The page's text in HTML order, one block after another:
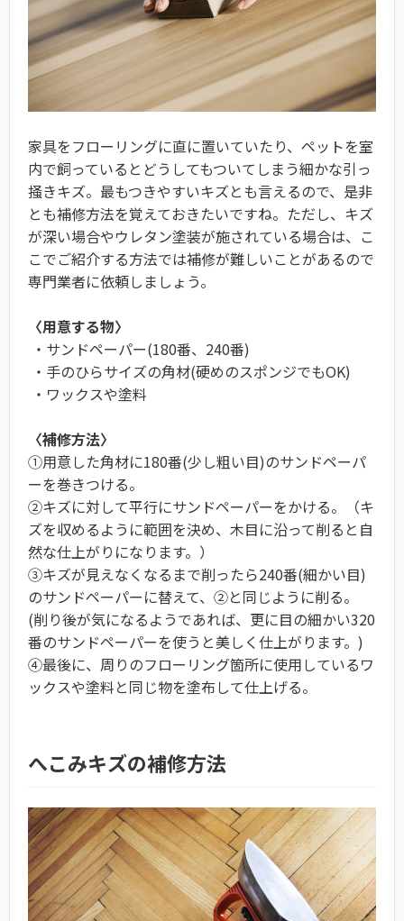
家具をフローリングに直に置いていたり、ペットを室
内で飼っているとどうしてもついてしまう細かな引っ
掻きキズ。最もつきやすいキズとも言えるので、是非
とも補修方法を覚えておきたいですね。ただし、キズ
が深い場合やウレタン塗装が施されている場合は、こ
こでご紹介する方法では補修が難しいことがあるので
専門業者に依頼しましょう。
〈用意する物〉
・サンドペーパー(180番、240番)
・手のひらサイズの角材(硬めのスポンジでもOK)
・ワックスや塗料
〈補修方法〉
①用意した角材に180番(少し粗い目)のサンドペーパ
ーを巻きつける。
②キズに対して平行にサンドペーパーをかける。（キ
ズを収めるように範囲を決め、木目に沿って削ると自
然な仕上がりになります。）
③キズが見えなくなるまで削ったら240番(細かい目)
のサンドペーパーに替えて、②と同じように削る。
(削り後が気になるようであれば、更に目の細かい320
番のサンドペーパーを使うと美しく仕上がります。)
④最後に、周りのフローリング箇所に使用しているワ
ックスや塗料と同じ物を塗布して仕上げる。
へこみキズの補修方法